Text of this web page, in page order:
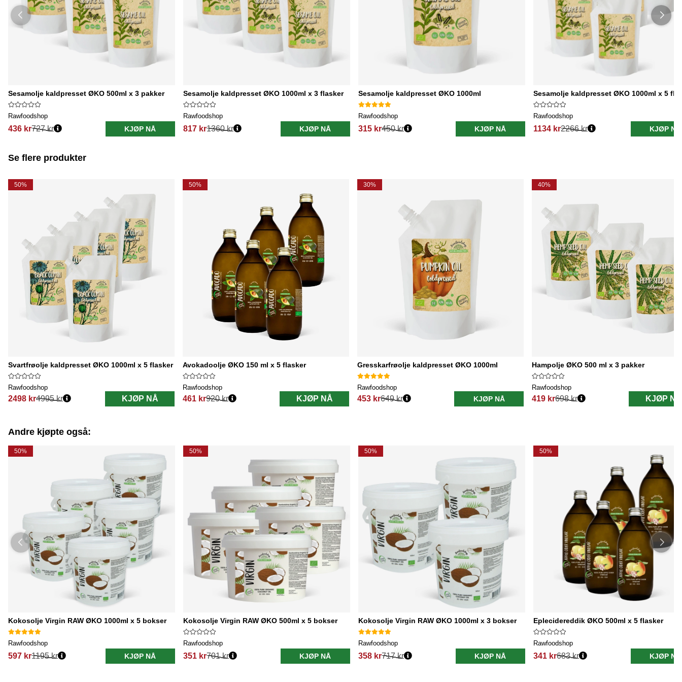
Sesamolje kaldpresset ØKO 500ml x 3 pakker
Rawfoodshop
436 kr727 kr KJØP NÅ
Sesamolje kaldpresset ØKO 1000ml x 3 flasker
Rawfoodshop
817 kr1360 kr KJØP NÅ
Sesamolje kaldpresset ØKO 1000ml
Rawfoodshop
315 kr450 kr KJØP NÅ
Sesamolje kaldpresset ØKO 1000ml x 5
Rawfoodshop
1134 kr2266 kr KJØP NÅ
Se flere produkter
50%
Svartfrøolje kaldpresset ØKO 1000ml x 5 flasker
Rawfoodshop
2498 kr
Vanlig pris:4995 kr KJØP NÅ
50%
Avokadoolje ØKO 150 ml x 5 flasker
Rawfoodshop
461 kr
Vanlig pris:
920 kr KJØP NÅ
30%
Gresskarfrøolje kaldpresset ØKO 1000ml
Rawfoodshop
453 kr
Vanlig pris:
649 kr KJØP NÅ
40%
Hampolje ØKO 500 ml x 3 pakker
Rawfoodshop
419 kr
Vanlig pris:
698 kr KJØP NÅ
Andre kjøpte også:
50%
Kokosolje Virgin RAW ØKO 1000ml x 5 bokser
Rawfoodshop
597 kr1195 kr KJØP NÅ
50%
Kokosolje Virgin RAW ØKO 500ml x 5 bokser
Rawfoodshop
351 kr701 kr KJØP NÅ
50%
Kokosolje Virgin RAW ØKO 1000ml x 3 bokser
Rawfoodshop
358 kr717 kr KJØP NÅ
50%
Eplecidereddik ØKO 500ml x 5 flasker
Rawfoodshop
341 kr683 kr KJØP NÅ